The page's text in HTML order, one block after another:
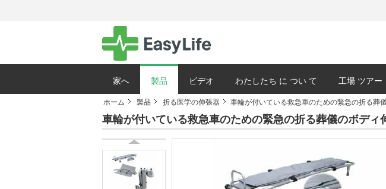
家へ 製品 ビデオ わたしたち に つい て 工場 ツアー
サイトマップ プライバシーポリシー 事件
ホーム 製品 折る医学の伸張器 車輪が付いている救急車のための緊急の折る葬
車輪が付いている救急車のための緊急の折る葬儀のボディ